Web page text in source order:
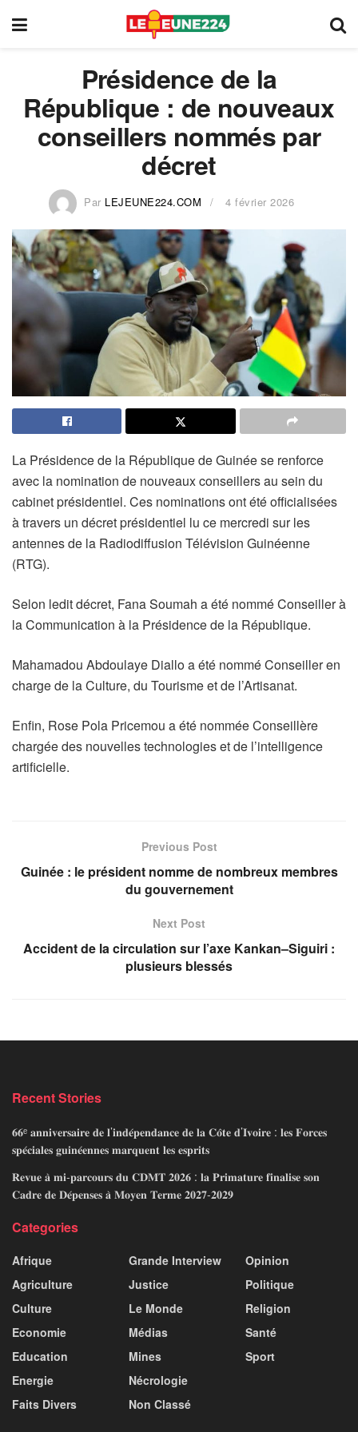
Présidence de la
République : de nouveaux
conseillers nommés par
décret
Par LEJEUNE224.COM 4 février 2026
La Présidence de la République de Guinée se renforce
avec la nomination de nouveaux conseillers au sein du
cabinet présidentiel. Ces nominations ont été officialisées
à travers un décret présidentiel lu ce mercredi sur les
antennes de la Radiodiffusion Télévision Guinéenne
(RTG).
Selon ledit décret, Fana Soumah a été nomméConseiller à
la Communication à la Présidence de la République.
Mahamadou Abdoulaye Dialloa été nomméConseiller en
charge de la Culture, du Tourisme et de l’Artisanat.
Enfin, Rose Pola Pricemou a été nomméeConseillère
chargée des nouvelles technologies et de l’intelligence
artificielle.
Previous Post
Guinée : le président nomme de nombreux membres
du gouvernement
Next Post
Accident de la circulation sur l’axe Kankan–Siguiri :
plusieurs blessés
Recent Stories
𝟔𝟔ᵉ 𝐚𝐧𝐧𝐢𝐯𝐞𝐫𝐬𝐚𝐢𝐫𝐞 𝐝𝐞 𝐥’𝐢𝐧𝐝𝐞́𝐩𝐞𝐧𝐝𝐚𝐧𝐜𝐞 𝐝𝐞 𝐥𝐚 𝐂𝐨̂𝐭𝐞 𝐝’𝐈𝐯𝐨𝐢𝐫𝐞 : 𝐥𝐞𝐬 𝐅𝐨𝐫𝐜𝐞𝐬
𝐬𝐩𝐞́𝐜𝐢𝐚𝐥𝐞𝐬 𝐠𝐮𝐢𝐧𝐞́𝐞𝐧𝐧𝐞𝐬 𝐦𝐚𝐫𝐪𝐮𝐞𝐧𝐭 𝐥𝐞𝐬 𝐞𝐬𝐩𝐫𝐢𝐭𝐬
𝐑𝐞𝐯𝐮𝐞 𝐚̀ 𝐦𝐢-𝐩𝐚𝐫𝐜𝐨𝐮𝐫𝐬 𝐝𝐮 𝐂𝐃𝐌𝐓 𝟐𝟎𝟐𝟔 : 𝐥𝐚 𝐏𝐫𝐢𝐦𝐚𝐭𝐮𝐫𝐞 𝐟𝐢𝐧𝐚𝐥𝐢𝐬𝐞 𝐬𝐨𝐧
𝐂𝐚𝐝𝐫𝐞 𝐝𝐞 𝐃𝐞́𝐩𝐞𝐧𝐬𝐞𝐬 𝐚̀ 𝐌𝐨𝐲𝐞𝐧 𝐓𝐞𝐫𝐦𝐞 𝟐𝟎𝟐𝟕-𝟐𝟎𝟐𝟗
Categories
Afrique
Agriculture
Culture
Economie
Education
Energie
Faits Divers
Grande Interview
Justice
Le Monde
Médias
Mines
Nécrologie
Non Classé
Opinion
Politique
Religion
Santé
Sport